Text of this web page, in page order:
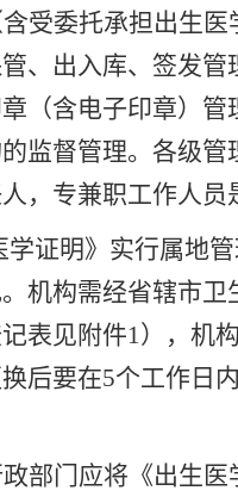
受委托承担出生
、出入库、签发
（含电子印章）
监督管理。各级
，专兼职工作人员
学证明》实行属地
机构需经省辖市
表见附件1），机
后要在5个工作日
部门应将《出生